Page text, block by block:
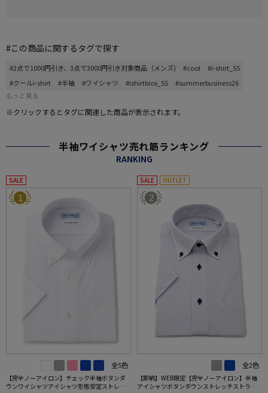
#この商品に関するタグで探す
#2点で1000円引き、3点で3000円引き対象商品（メンズ) #cool
#i-shirt_SS
#クールi-shirt
#半袖 #ワイシャツ #ishirtbios_SS
#summerbusiness26
もっと見る
※クリックするとタグに関連した商品が表示されます。
半袖ワイシャツ売れ筋ランキング
RANKING
SALE
1
全5色
【完全ノーアイロン】チェック半袖ボタンダ
ウンワイシャツアイシャツ形態安定ストレッ
SALE OUTLET
2
全2色
【即納】WEB限定【完全ノーアイロン】半袖
アイシャツボタンダウンストレッチストライ